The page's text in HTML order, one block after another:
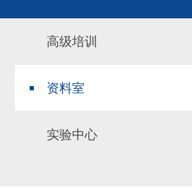
工会之声
高级培训
资料室
实验中心